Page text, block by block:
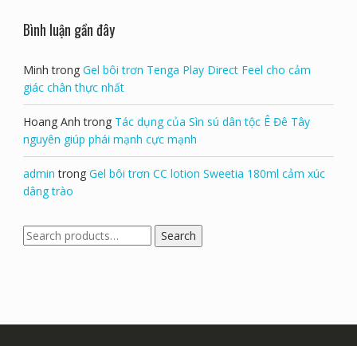
Bình luận gần đây
Minh trong Gel bôi trơn Tenga Play Direct Feel cho cảm
giác chân thực nhất
Hoang Anh trong Tác dụng của Sìn sú dân tộc Ê Đê Tây
nguyên giúp phái mạnh cực mạnh
admin trong Gel bôi trơn CC lotion Sweetia 180ml cảm xúc
dâng trào
Search
for:
Search